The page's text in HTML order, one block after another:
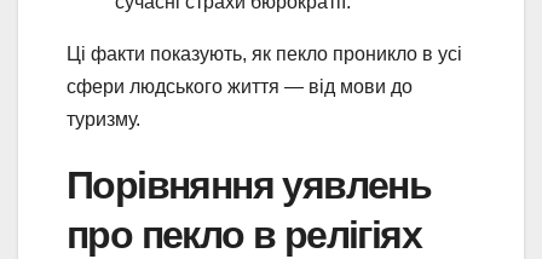
Ці факти показують, як пекло проникло в усі
сфери людського життя — від мови до
туризму.
Порівняння уявлень
про пекло в релігіях